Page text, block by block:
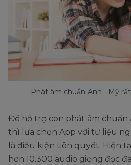
Phát âm chuẩn Anh - Mỹ
Để hỗ trợ con phát âm chuẩn
thì lựa chọn App với tư liệu
là điều kiện tiên quyết. Hiện
hơn 10.300 audio giọng đọc